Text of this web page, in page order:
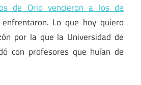
de Orio vencieron a los de
Lo que hoy quiero
por la que la Universidad de
con profesores que huían de